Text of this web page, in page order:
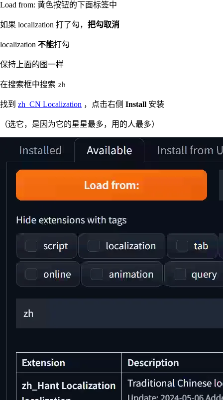
Load from: 黄色按钮的下面标签中
如果 localization 打了勾， 把勾取消
localization 不能打勾
保持上面的图一样
在搜索框中搜索 zh
找到 zh_CN Localization ，点击右侧 Install 安装
（选它，是因为它的星星最多，用的人最多）